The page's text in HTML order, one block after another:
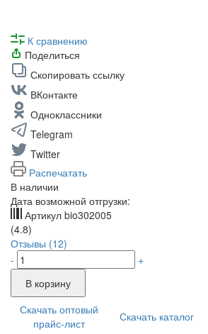
К сравнению
Поделиться
Скопировать ссылку
ВКонтакте
Одноклассники
Telegram
Twitter
Распечатать
В наличии
Дата возможной отгрузки:
Артикул bio302005
(4.8)
Отзывы (12)
-
+
В корзину
Скачать оптовый
прайс-лист
Скачать каталог